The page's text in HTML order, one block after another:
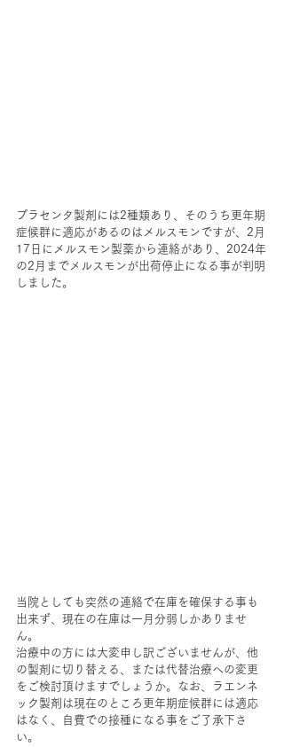
プラセンタ製剤には2種類あり、そのうち更年期
症候群に適応があるのはメルスモンですが、2月
17日にメルスモン製薬から連絡があり、2024年
の2月までメルスモンが出荷停止になる事が判明
しました。
当院としても突然の連絡で在庫を確保する事も
出来ず、現在の在庫は一月分弱しかありませ
ん。
治療中の方には大変申し訳ございませんが、他
の製剤に切り替える、または代替治療への変更
をご検討頂けますでしょうか。なお、ラエンネ
ック製剤は現在のところ更年期症候群には適応
はなく、自費での接種になる事をご了承下さ
い。